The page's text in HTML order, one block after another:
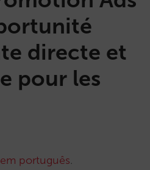
directe et
pour les
em português.